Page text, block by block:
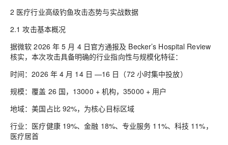
2 医疗行业高级钓鱼攻击态势与实战数据
2.1 攻击基本概况
据微软 2026 年 5 月 4 日官方通报及 Becker’s Hospital Review
核实，本次攻击具备明确的行业指向性与规模化特征：
时间：2026 年 4 月 14 日 —16 日（72 小时集中投放）
规模：覆盖 26 国，13000 + 机构，35000 + 用户
地域：美国占比 92%，为核心目标区域
行业：医疗健康 19%、金融 18%、专业服务 11%、科技 11%，
医疗居首